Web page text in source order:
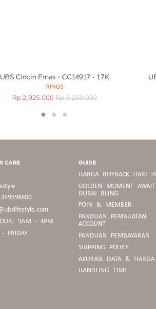
UBS Cincin Emas - CC14917 - 17K
RINGS
Rp 2.925.000 Rp 3.250.000
CARE
9AM - 4PM
FRIDAY
GUIDE
HARGA BUYBACK HARI INI
GOLDEN MOMENT
DUBAI BLING
POIN & MEMBER
PANDUAN
BELANJA
PANDUAN PEMBUATAN
ACCOUNT
PANDUAN PEMBAYARAN
SHIPPING POLICY
PEDOMAN
BUYBACK
AKURASI DATA & HARGA
HANDLING TIME